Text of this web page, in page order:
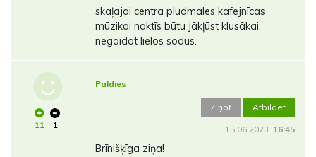
skaļajai centra pludmales kafejnīcas
mūzikai naktīs būtu jākļūst klusākai,
negaidot lielos sodus.
11 1
Paldies
Ziņot Atbildēt
15.06.2023. 16:45
Brīnišķīga ziņa!